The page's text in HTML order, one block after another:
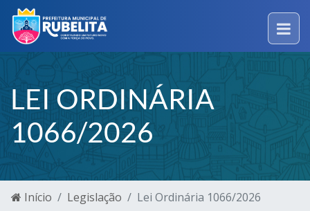
LEI ORDINÁRIA
1066/2026
Início Legislação Lei Ordinária 1066/2026